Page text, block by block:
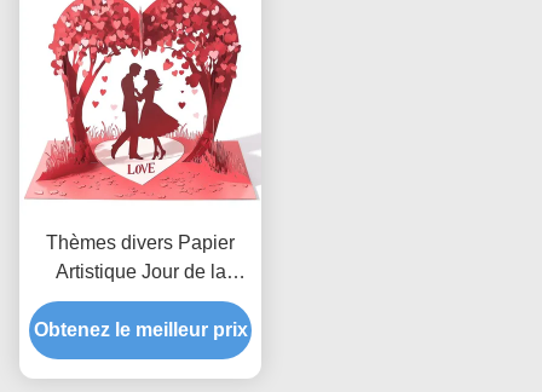
Thèmes divers Papier
Artistique Jour de la
Saint-Valentin Couples
Cartes de vœux en papier
Obtenez le meilleur prix